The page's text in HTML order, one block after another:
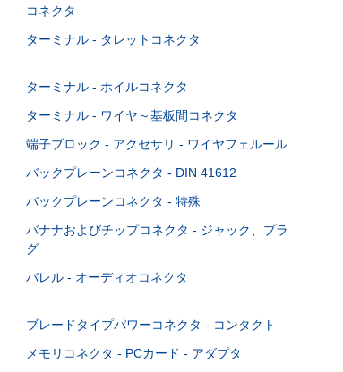
コネクタ
ターミナル - タレットコネクタ
ターミナル - ホイルコネクタ
ターミナル - ワイヤ～基板間コネクタ
端子ブロック - アクセサリ - ワイヤフェルール
バックプレーンコネクタ - DIN 41612
バックプレーンコネクタ - 特殊
バナナおよびチップコネクタ - ジャック、プラ
グ
バレル - オーディオコネクタ
ブレードタイプパワーコネクタ - コンタクト
メモリコネクタ - PCカード - アダプタ